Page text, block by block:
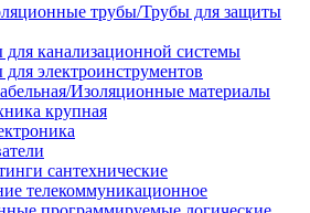
трубы/Трубы для защиты
для канализационной системы
для электроинструментов
Изоляционные материалы
крупная
сантехнические
телекоммуникационное